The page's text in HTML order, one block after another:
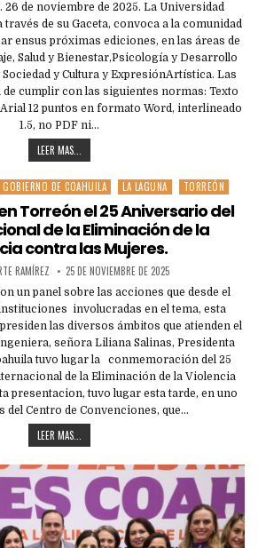
26 de noviembre de 2025. La Universidad
través de su Gaceta, convoca a la comunidad
ensus próximas ediciones, en las áreas de
Salud y Bienestar,Psicología y Desarrollo
y Cultura y ExpresiónArtística. Las
cumplir con las siguientes normas: Texto
12 puntos en formato Word, interlineado
1.5, no PDF ni…
LEER MAS...
GOBIERNO DE COAHUILA LA LAGUNA TORREÓN
Torreón el 25 Aniversario del
de la Eliminación de la
contra las Mujeres.
RAMÍREZ 25 DE NOVIEMBRE DE 2025
un panel sobre las acciones que desde el
involucradas en el tema, esta
las diversos ámbitos que atienden el
señora Liliana Salinas, Presidenta
tuvo lugar la conmemoración del 25
de la Eliminación de la Violencia
presentacion, tuvo lugar esta tarde, en uno
del Centro de Convenciones, que…
LEER MAS...